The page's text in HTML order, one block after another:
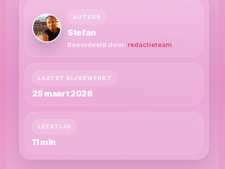
AUTEUR
Stefan
Beoordeeld door: redactieteam
LAATST BIJGEWERKT
25 maart 2026
LEESTIJD
11 min